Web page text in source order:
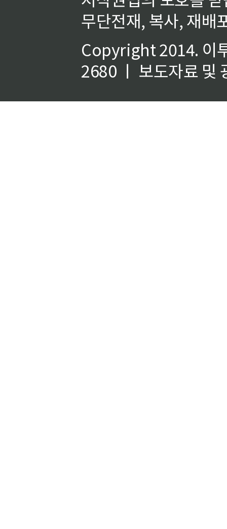
무단전재, 복사, 재배
Copyright 2014. 이
2680 ㅣ 보도자료